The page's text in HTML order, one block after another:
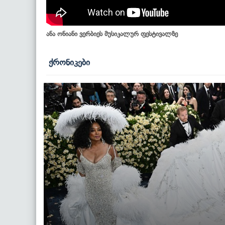
ანა ონიანი ვერბიეს მუსიკალურ ფესტივალზე
ქრონიკები